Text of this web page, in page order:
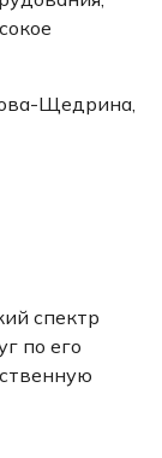
Щедрина,
спектр
по его